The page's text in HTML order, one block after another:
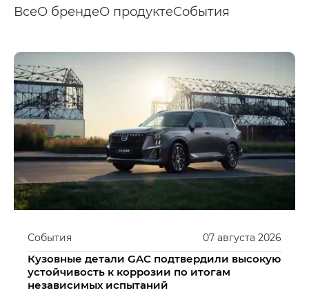
ВсеО брендеО продуктеСобытия
07 августа 2026
События
Кузовные детали GAC подтвердили высокую
устойчивость к коррозии по итогам
независимых испытаний